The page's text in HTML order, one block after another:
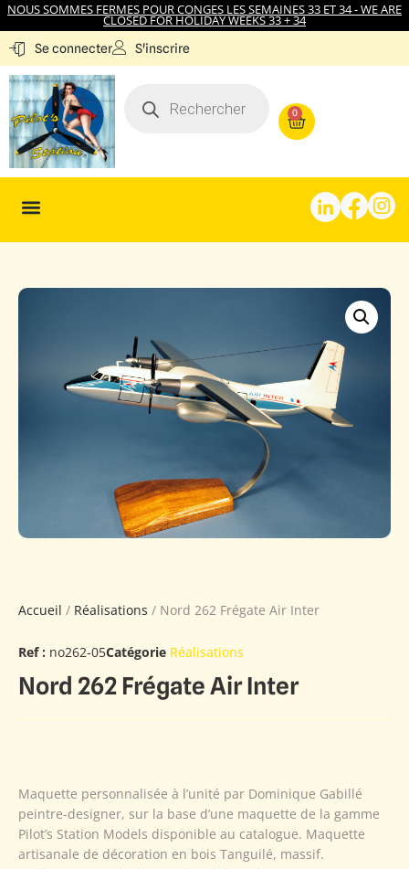
NOUS SOMMES FERMES POUR CONGES LES SEMAINES 33 ET 34 - WE ARE
CLOSED FOR HOLIDAY WEEKS 33 + 34
Se connecter S'inscrire
0
Accueil / Réalisations / Nord 262 Frégate Air Inter
Ref : no262-05Catégorie Réalisations
Nord 262 Frégate Air Inter
Maquette personnalisée à l’unité par Dominique Gabillé
peintre-designer, sur la base d’une maquette de la gamme
Pilot’s Station Models disponible au catalogue. Maquette
artisanale de décoration en bois Tanguilé, massif.